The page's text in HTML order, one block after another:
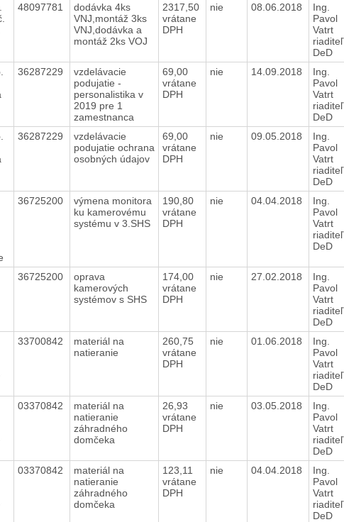
48097781
dodávka 4ks
VNJ,montáž 3ks
VNJ,dodávka a
montáž 2ks VOJ
2317,50
vrátane
DPH
nie 08.06.2018
Ing.
Pavol
Vatrt
riaditeľ
DeD
36287229
vzdelávacie
podujatie -
personalistika v
2019 pre 1
zamestnanca
69,00
vrátane
DPH
nie 14.09.2018
Ing.
Pavol
Vatrt
riaditeľ
DeD
36287229
vzdelávacie
podujatie ochrana
osobných údajov
69,00
vrátane
DPH
nie 09.05.2018
Ing.
Pavol
Vatrt
riaditeľ
DeD
36725200
výmena monitora
ku kamerovému
systému v 3.SHS
190,80
vrátane
DPH
nie 04.04.2018
Ing.
Pavol
Vatrt
riaditeľ
DeD
36725200
oprava
kamerových
systémov s SHS
174,00
vrátane
DPH
nie 27.02.2018
Ing.
Pavol
Vatrt
riaditeľ
DeD
33700842
materiál na
natieranie
260,75
vrátane
DPH
nie 01.06.2018
Ing.
Pavol
Vatrt
riaditeľ
DeD
03370842
materiál na
natieranie
záhradného
domčeka
26,93
vrátane
DPH
nie 03.05.2018
Ing.
Pavol
Vatrt
riaditeľ
DeD
03370842
materiál na
natieranie
záhradného
domčeka
123,11
vrátane
DPH
nie 04.04.2018
Ing.
Pavol
Vatrt
riaditeľ
DeD